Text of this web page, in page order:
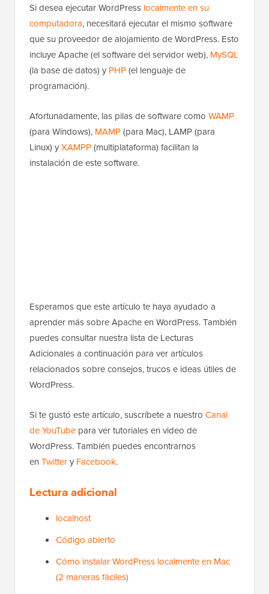
Si desea ejecutar WordPress localmente en su
computadora, necesitará ejecutar el mismo software
que su proveedor de alojamiento de WordPress. Esto
incluye Apache (el software del servidor web), MySQL
(la base de datos) y PHP(el lenguaje de
programación).
Afortunadamente, las pilas de software como WAMP
(para Windows), MAMP(para Mac), LAMP (para
Linux) yXAMPP(multiplataforma) facilitan la
instalación de este software.
Esperamos que este artículo te haya ayudado a
aprender más sobre Apache en WordPress. También
puedes consultar nuestra lista de Lecturas
Adicionales a continuación para ver artículos
relacionados sobre consejos, trucos e ideas útiles de
WordPress.
Si te gustó este artículo, suscríbete a nuestro Canal
de YouTube para ver tutoriales en video de
WordPress. También puedes encontrarnos
en Twittery Facebook.
Lectura adicional
localhost
Código abierto
Cómo instalar WordPress localmente en Mac
(2 maneras fáciles)